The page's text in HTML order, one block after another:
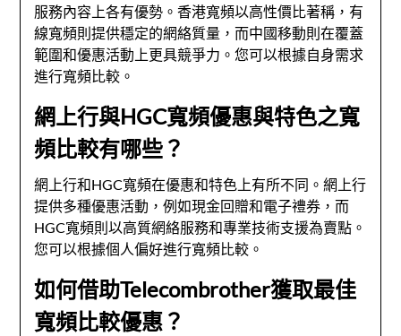
服務內容上各有優勢。香港寬頻以高性價比著稱，有
線寬頻則提供穩定的網絡質量，而中國移動則在覆蓋
範圍和優惠活動上更具競爭力。您可以根據自身需求
進行寬頻比較。
網上行與HGC寬頻優惠與特色之寬
頻比較有哪些？
網上行和HGC寬頻在優惠和特色上有所不同。網上行
提供多種優惠活動，例如現金回贈和電子禮券，而
HGC寬頻則以高質網絡服務和專業技術支援為賣點。
您可以根據個人偏好進行寬頻比較。
如何借助Telecombrother獲取最佳
寬頻比較優惠？